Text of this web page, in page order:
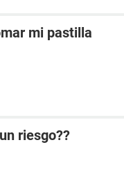
mi pastilla
riesgo??